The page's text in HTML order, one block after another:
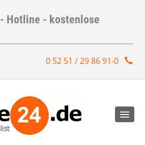
- Hotline - kostenlose
0 52 51 / 29 86 91-0